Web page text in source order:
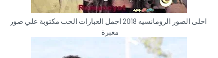
احلى الصور الرومانسيه 2018 اجمل العبارات الحب مكتوبة علي صور
معبرة